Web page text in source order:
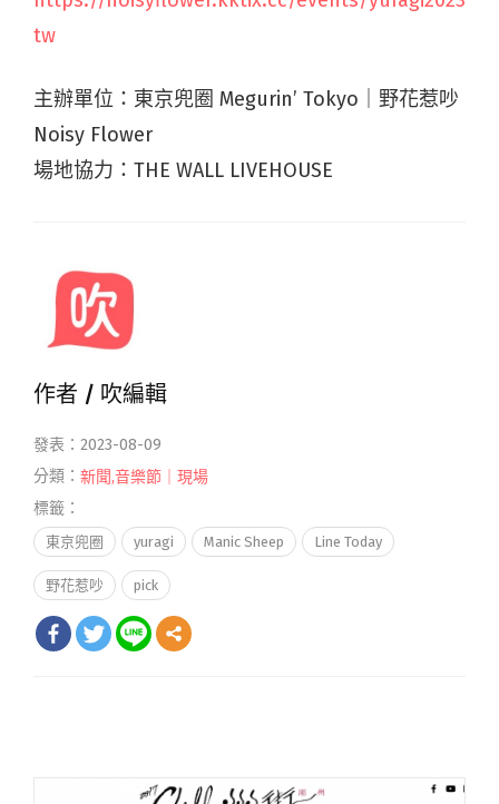
tw
主辦單位：東京兜圈 Megurin’ Tokyo｜野花惹吵
Noisy Flower
場地協力：THE WALL LIVEHOUSE
作者 / 吹編輯
發表：2023-08-09
分類： 新聞,音樂節｜現場
標籤：
東京兜圈 yuragi Manic Sheep Line Today
野花惹吵 pick